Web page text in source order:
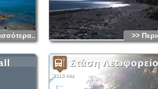
>>
Στάση
3113 hits